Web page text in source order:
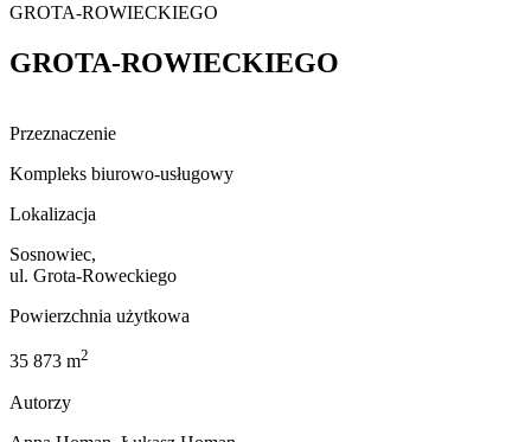
GROTA-ROWIECKIEGO
GROTA-ROWIECKIEGO
Przeznaczenie
Kompleks biurowo-usługowy
Lokalizacja
Sosnowiec,
ul. Grota-Roweckiego
Powierzchnia użytkowa
35 873 m2
Autorzy